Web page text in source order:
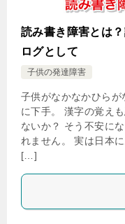
読み書き障害とは
ログとして
子供の発達障害
子供がなかなかひら
に下手。 漢字の覚え
ないか？ そう不安に
れません。 実は日本
[…]